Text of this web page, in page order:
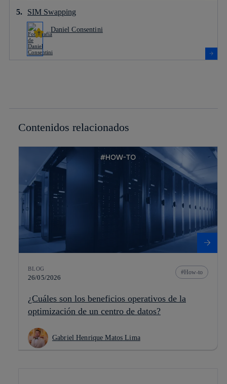
SIM Swapping
Daniel Consentini
Contenidos relacionados
BLOG
26/05/2026
How-to
¿Cuáles son los beneficios operativos de la
optimización de un centro de datos?
Gabriel Henrique Matos Lima